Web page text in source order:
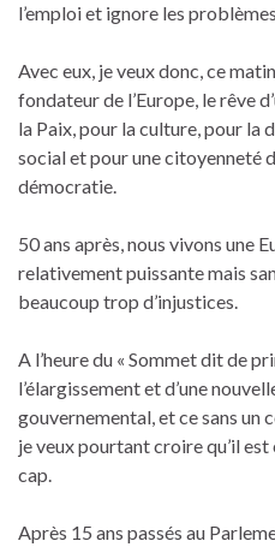
l’emploi et ignore les
Avec eux, je veux donc, ce
fondateur de l’Europe, le rêve
la Paix, pour la culture, pour la
social et pour une citoyenneté
démocratie.
50 ans après, nous vivons une
relativement puissante mais
beaucoup trop d’injustices.
A l’heure du « Sommet dit de
l’élargissement et d’une
gouvernemental, et ce sans
je veux pourtant croire qu’il
cap.
Après 15 ans passés au